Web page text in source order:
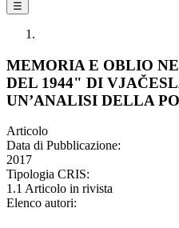
☰
MEMORIA E OBLIO
DEL 1944" DI
UN’ANALISI DELLA
Articolo
Data di Pubblicazione:
2017
Tipologia CRIS:
1.1 Articolo in rivista
Elenco autori: